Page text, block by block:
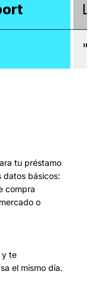
tu préstamo
datos básicos:
compra
o
y te
el mismo día.